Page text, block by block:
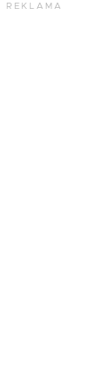
REKLAMA